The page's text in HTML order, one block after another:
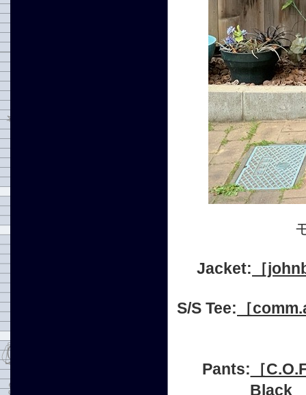
Jacket: ［
S/S Tee: ［
Pants: ［
Black